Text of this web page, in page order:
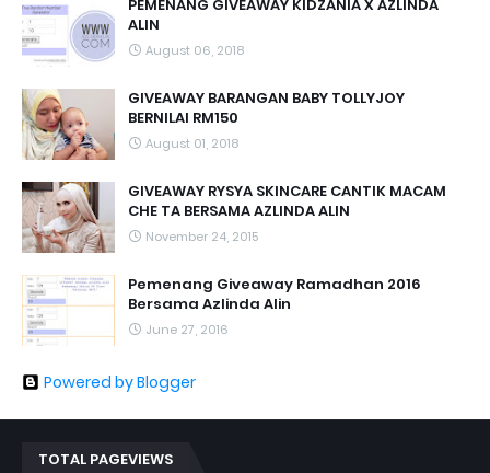
PEMENANG GIVEAWAY KIDZANIA X AZLINDA
ALIN
August 06, 2018
GIVEAWAY BARANGAN BABY TOLLYJOY
BERNILAI RM150
August 01, 2018
GIVEAWAY RYSYA SKINCARE CANTIK MACAM
CHE TA BERSAMA AZLINDA ALIN
November 24, 2015
Pemenang Giveaway Ramadhan 2016
Bersama Azlinda Alin
June 27, 2016
Powered by Blogger
TOTAL PAGEVIEWS